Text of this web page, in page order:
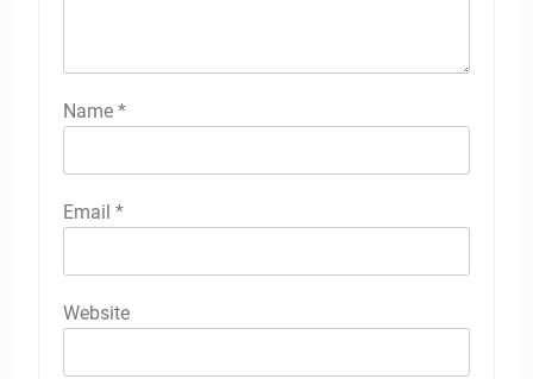
Name *
Email *
Website